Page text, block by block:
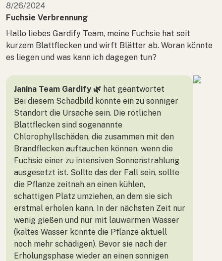
8/26/2024
Fuchsie Verbrennung
Hallo liebes Gardify Team, meine Fuchsie hat seit
kurzem Blattflecken und wirft Blätter ab. Woran könnte
es liegen und was kann ich dagegen tun?
Janina Team Gardify 🌿 hat geantwortet
Bei diesem Schadbild könnte ein zu sonniger
Standort die Ursache sein. Die rötlichen
Blattflecken sind sogenannte
Chlorophyllschäden, die zusammen mit den
Brandflecken auftauchen können, wenn die
Fuchsie einer zu intensiven Sonnenstrahlung
ausgesetzt ist. Sollte das der Fall sein, sollte
die Pflanze zeitnah an einen kühlen,
schattigen Platz umziehen, an dem sie sich
erstmal erholen kann. In der nächsten Zeit nur
wenig gießen und nur mit lauwarmen Wasser
(kaltes Wasser könnte die Pflanze aktuell
noch mehr schädigen). Bevor sie nach der
Erholungsphase wieder an einen sonnigen